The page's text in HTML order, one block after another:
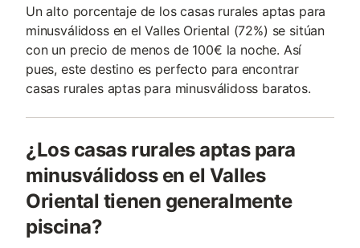
Un alto porcentaje de los casas rurales aptas para
minusválidoss en el Valles Oriental (72%) se sitúan
con un precio de menos de 100€ la noche. Así
pues, este destino es perfecto para encontrar
casas rurales aptas para minusválidoss baratos.
¿Los casas rurales aptas para
minusválidoss en el Valles
Oriental tienen generalmente
piscina?